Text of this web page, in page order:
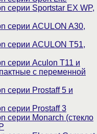
серии Sportstar EX WP,
серии ACULON A30,
серии ACULON Т51,
серии Aculon T11 и
с переменной
серии Prostaff 5 и
серии Prostaff 3
серии Monarch (стекло